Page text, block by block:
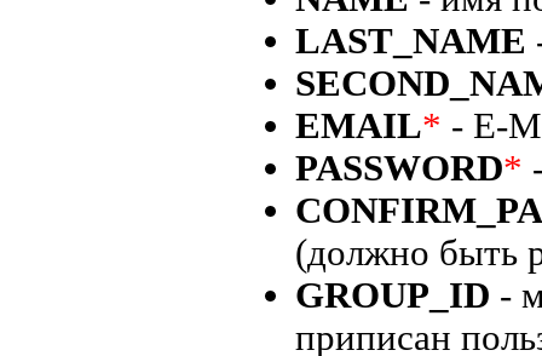
LAST_NAME
EMAIL* - E-
PASSWORD*
(должно быть
GROUP_ID -
приписан